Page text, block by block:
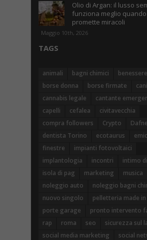
Olio di Argan: il lusso
funziona meglio
promette miracoli
Maggio 10th, 2026
TAGS
animali bagni chimici benessere
borse donna
borse firmate
cani
cannabis legale
cantante
capelli
cefalea
civitavecchia
compra followers
Crypto
dentista Torino
ecotaurus
finestre
impianti fotovoltaici
implantologia
incontri
intimo
isola di pag
marketing
musica
noleggio auto
noleggio bagni
nuovo singolo
pelletteria made
porte garage
pronto intervento
rap
roma seo
sicurezza sul
social media marketing
social